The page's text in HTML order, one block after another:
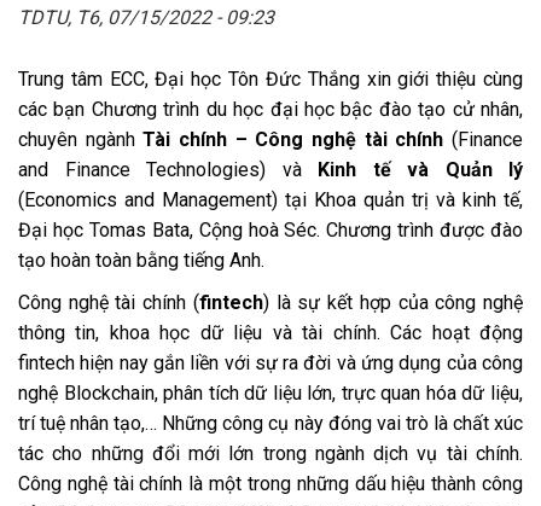
TDTU, T6, 07/15/2022 - 09:23
Trung tâm ECC, Đại học Tôn Đức Thắng xin giới thiệu cùng
các bạn Chương trình du học đại học bậc đào tạo cử nhân,
chuyên ngànhTài chính – Công nghệ tài chính (Finance
and Finance Technologies) và
Kinh tế và Quản lý
(Economics and Management) tại Khoa quản trị và kinh tế,
Đại học Tomas Bata, Cộng hoà Séc. Chương trình được đào
tạo hoàn toàn bằng tiếng Anh.
Công nghệ tài chính (fintech) là sự kết hợp của công nghệ
thông tin, khoa học dữ liệu và tài chính. Các hoạt động
fintech hiện nay gắn liền với sự ra đời và ứng dụng của công
nghệ Blockchain, phân tích dữ liệu lớn, trực quan hóa dữ liệu,
trí tuệ nhân tạo,… Những công cụ này đóng vai trò là chất xúc
tác cho những đổi mới lớn trong ngành dịch vụ tài chính.
Công nghệ tài chính là một trong những dấu hiệu thành công